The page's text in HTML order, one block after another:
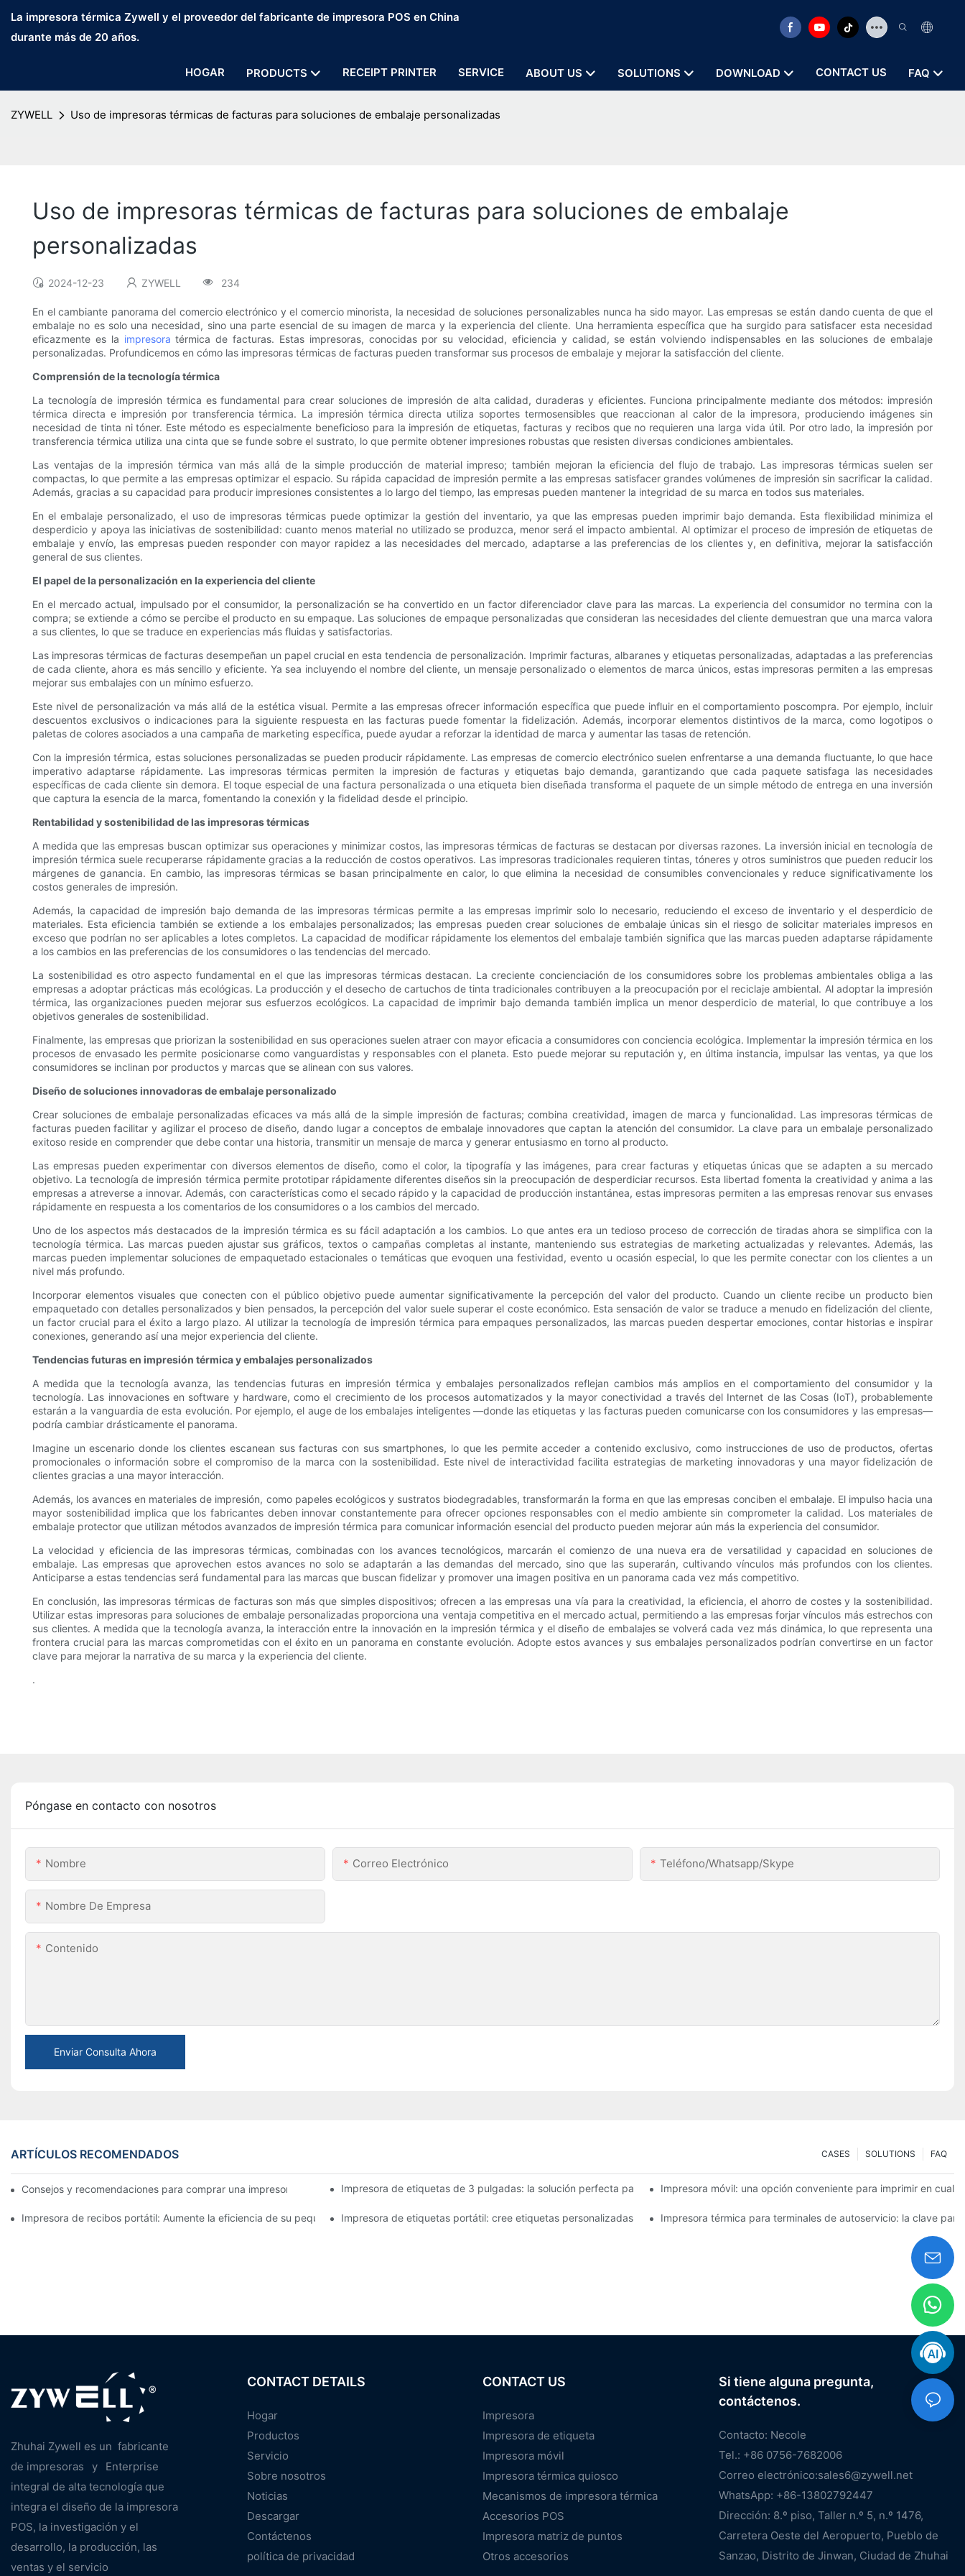
La impresora térmica Zywell y el proveedor del fabricante de impresora POS en China
durante más de 20 años.
HOGAR PRODUCTS RECEIPT PRINTER SERVICE ABOUT US SOLUTIONS DOWNLOAD CONTACT US FAQ
ZYWELL Uso de impresoras térmicas de facturas para soluciones de embalaje personalizadas
Uso de impresoras térmicas de facturas para soluciones de embalaje
personalizadas
2024-12-23 ZYWELL 234
En el cambiante panorama del comercio electrónico y el comercio minorista, la necesidad de soluciones personalizables nunca ha sido mayor. Las empresas se están dando cuenta de que el
embalaje no es solo una necesidad, sino una parte esencial de su imagen de marca y la experiencia del cliente. Una herramienta específica que ha surgido para satisfacer esta necesidad
eficazmente es la impresora térmica de facturas. Estas impresoras, conocidas por su velocidad, eficiencia y calidad, se están volviendo indispensables en las soluciones de embalaje
personalizadas. Profundicemos en cómo las impresoras térmicas de facturas pueden transformar sus procesos de embalaje y mejorar la satisfacción del cliente.
Comprensión de la tecnología térmica
La tecnología de impresión térmica es fundamental para crear soluciones de impresión de alta calidad, duraderas y eficientes. Funciona principalmente mediante dos métodos: impresión
térmica directa e impresión por transferencia térmica. La impresión térmica directa utiliza soportes termosensibles que reaccionan al calor de la impresora, produciendo imágenes sin
necesidad de tinta ni tóner. Este método es especialmente beneficioso para la impresión de etiquetas, facturas y recibos que no requieren una larga vida útil. Por otro lado, la impresión por
transferencia térmica utiliza una cinta que se funde sobre el sustrato, lo que permite obtener impresiones robustas que resisten diversas condiciones ambientales.
Las ventajas de la impresión térmica van más allá de la simple producción de material impreso; también mejoran la eficiencia del flujo de trabajo. Las impresoras térmicas suelen ser
compactas, lo que permite a las empresas optimizar el espacio. Su rápida capacidad de impresión permite a las empresas satisfacer grandes volúmenes de impresión sin sacrificar la calidad.
Además, gracias a su capacidad para producir impresiones consistentes a lo largo del tiempo, las empresas pueden mantener la integridad de su marca en todos sus materiales.
En el embalaje personalizado, el uso de impresoras térmicas puede optimizar la gestión del inventario, ya que las empresas pueden imprimir bajo demanda. Esta flexibilidad minimiza el
desperdicio y apoya las iniciativas de sostenibilidad: cuanto menos material no utilizado se produzca, menor será el impacto ambiental. Al optimizar el proceso de impresión de etiquetas de
embalaje y envío, las empresas pueden responder con mayor rapidez a las necesidades del mercado, adaptarse a las preferencias de los clientes y, en definitiva, mejorar la satisfacción
general de sus clientes.
El papel de la personalización en la experiencia del cliente
En el mercado actual, impulsado por el consumidor, la personalización se ha convertido en un factor diferenciador clave para las marcas. La experiencia del consumidor no termina con la
compra; se extiende a cómo se percibe el producto en su empaque. Las soluciones de empaque personalizadas que consideran las necesidades del cliente demuestran que una marca valora
a sus clientes, lo que se traduce en experiencias más fluidas y satisfactorias.
Las impresoras térmicas de facturas desempeñan un papel crucial en esta tendencia de personalización. Imprimir facturas, albaranes y etiquetas personalizadas, adaptadas a las preferencias
de cada cliente, ahora es más sencillo y eficiente. Ya sea incluyendo el nombre del cliente, un mensaje personalizado o elementos de marca únicos, estas impresoras permiten a las empresas
mejorar sus embalajes con un mínimo esfuerzo.
Este nivel de personalización va más allá de la estética visual. Permite a las empresas ofrecer información específica que puede influir en el comportamiento poscompra. Por ejemplo, incluir
descuentos exclusivos o indicaciones para la siguiente respuesta en las facturas puede fomentar la fidelización. Además, incorporar elementos distintivos de la marca, como logotipos o
paletas de colores asociados a una campaña de marketing específica, puede ayudar a reforzar la identidad de marca y aumentar las tasas de retención.
Con la impresión térmica, estas soluciones personalizadas se pueden producir rápidamente. Las empresas de comercio electrónico suelen enfrentarse a una demanda fluctuante, lo que hace
imperativo adaptarse rápidamente. Las impresoras térmicas permiten la impresión de facturas y etiquetas bajo demanda, garantizando que cada paquete satisfaga las necesidades
específicas de cada cliente sin demora. El toque especial de una factura personalizada o una etiqueta bien diseñada transforma el paquete de un simple método de entrega en una inversión
que captura la esencia de la marca, fomentando la conexión y la fidelidad desde el principio.
Rentabilidad y sostenibilidad de las impresoras térmicas
A medida que las empresas buscan optimizar sus operaciones y minimizar costos, las impresoras térmicas de facturas se destacan por diversas razones. La inversión inicial en tecnología de
impresión térmica suele recuperarse rápidamente gracias a la reducción de costos operativos. Las impresoras tradicionales requieren tintas, tóneres y otros suministros que pueden reducir los
márgenes de ganancia. En cambio, las impresoras térmicas se basan principalmente en calor, lo que elimina la necesidad de consumibles convencionales y reduce significativamente los
costos generales de impresión.
Además, la capacidad de impresión bajo demanda de las impresoras térmicas permite a las empresas imprimir solo lo necesario, reduciendo el exceso de inventario y el desperdicio de
materiales. Esta eficiencia también se extiende a los embalajes personalizados; las empresas pueden crear soluciones de embalaje únicas sin el riesgo de solicitar materiales impresos en
exceso que podrían no ser aplicables a lotes completos. La capacidad de modificar rápidamente los elementos del embalaje también significa que las marcas pueden adaptarse rápidamente
a los cambios en las preferencias de los consumidores o las tendencias del mercado.
La sostenibilidad es otro aspecto fundamental en el que las impresoras térmicas destacan. La creciente concienciación de los consumidores sobre los problemas ambientales obliga a las
empresas a adoptar prácticas más ecológicas. La producción y el desecho de cartuchos de tinta tradicionales contribuyen a la preocupación por el reciclaje ambiental. Al adoptar la impresión
térmica, las organizaciones pueden mejorar sus esfuerzos ecológicos. La capacidad de imprimir bajo demanda también implica un menor desperdicio de material, lo que contribuye a los
objetivos generales de sostenibilidad.
Finalmente, las empresas que priorizan la sostenibilidad en sus operaciones suelen atraer con mayor eficacia a consumidores con conciencia ecológica. Implementar la impresión térmica en los
procesos de envasado les permite posicionarse como vanguardistas y responsables con el planeta. Esto puede mejorar su reputación y, en última instancia, impulsar las ventas, ya que los
consumidores se inclinan por productos y marcas que se alinean con sus valores.
Diseño de soluciones innovadoras de embalaje personalizado
Crear soluciones de embalaje personalizadas eficaces va más allá de la simple impresión de facturas; combina creatividad, imagen de marca y funcionalidad. Las impresoras térmicas de
facturas pueden facilitar y agilizar el proceso de diseño, dando lugar a conceptos de embalaje innovadores que captan la atención del consumidor. La clave para un embalaje personalizado
exitoso reside en comprender que debe contar una historia, transmitir un mensaje de marca y generar entusiasmo en torno al producto.
Las empresas pueden experimentar con diversos elementos de diseño, como el color, la tipografía y las imágenes, para crear facturas y etiquetas únicas que se adapten a su mercado
objetivo. La tecnología de impresión térmica permite prototipar rápidamente diferentes diseños sin la preocupación de desperdiciar recursos. Esta libertad fomenta la creatividad y anima a las
empresas a atreverse a innovar. Además, con características como el secado rápido y la capacidad de producción instantánea, estas impresoras permiten a las empresas renovar sus envases
rápidamente en respuesta a los comentarios de los consumidores o a los cambios del mercado.
Uno de los aspectos más destacados de la impresión térmica es su fácil adaptación a los cambios. Lo que antes era un tedioso proceso de corrección de tiradas ahora se simplifica con la
tecnología térmica. Las marcas pueden ajustar sus gráficos, textos o campañas completas al instante, manteniendo sus estrategias de marketing actualizadas y relevantes. Además, las
marcas pueden implementar soluciones de empaquetado estacionales o temáticas que evoquen una festividad, evento u ocasión especial, lo que les permite conectar con los clientes a un
nivel más profundo.
Incorporar elementos visuales que conecten con el público objetivo puede aumentar significativamente la percepción del valor del producto. Cuando un cliente recibe un producto bien
empaquetado con detalles personalizados y bien pensados, la percepción del valor suele superar el coste económico. Esta sensación de valor se traduce a menudo en fidelización del cliente,
un factor crucial para el éxito a largo plazo. Al utilizar la tecnología de impresión térmica para empaques personalizados, las marcas pueden despertar emociones, contar historias e inspirar
conexiones, generando así una mejor experiencia del cliente.
Tendencias futuras en impresión térmica y embalajes personalizados
A medida que la tecnología avanza, las tendencias futuras en impresión térmica y embalajes personalizados reflejan cambios más amplios en el comportamiento del consumidor y la
tecnología. Las innovaciones en software y hardware, como el crecimiento de los procesos automatizados y la mayor conectividad a través del Internet de las Cosas (IoT), probablemente
estarán a la vanguardia de esta evolución. Por ejemplo, el auge de los embalajes inteligentes —donde las etiquetas y las facturas pueden comunicarse con los consumidores y las empresas—
podría cambiar drásticamente el panorama.
Imagine un escenario donde los clientes escanean sus facturas con sus smartphones, lo que les permite acceder a contenido exclusivo, como instrucciones de uso de productos, ofertas
promocionales o información sobre el compromiso de la marca con la sostenibilidad. Este nivel de interactividad facilita estrategias de marketing innovadoras y una mayor fidelización de
clientes gracias a una mayor interacción.
Además, los avances en materiales de impresión, como papeles ecológicos y sustratos biodegradables, transformarán la forma en que las empresas conciben el embalaje. El impulso hacia una
mayor sostenibilidad implica que los fabricantes deben innovar constantemente para ofrecer opciones responsables con el medio ambiente sin comprometer la calidad. Los materiales de
embalaje protector que utilizan métodos avanzados de impresión térmica para comunicar información esencial del producto pueden mejorar aún más la experiencia del consumidor.
La velocidad y eficiencia de las impresoras térmicas, combinadas con los avances tecnológicos, marcarán el comienzo de una nueva era de versatilidad y capacidad en soluciones de
embalaje. Las empresas que aprovechen estos avances no solo se adaptarán a las demandas del mercado, sino que las superarán, cultivando vínculos más profundos con los clientes.
Anticiparse a estas tendencias será fundamental para las marcas que buscan fidelizar y promover una imagen positiva en un panorama cada vez más competitivo.
En conclusión, las impresoras térmicas de facturas son más que simples dispositivos; ofrecen a las empresas una vía para la creatividad, la eficiencia, el ahorro de costes y la sostenibilidad.
Utilizar estas impresoras para soluciones de embalaje personalizadas proporciona una ventaja competitiva en el mercado actual, permitiendo a las empresas forjar vínculos más estrechos con
sus clientes. A medida que la tecnología avanza, la interacción entre la innovación en la impresión térmica y el diseño de embalajes se volverá cada vez más dinámica, lo que representa una
frontera crucial para las marcas comprometidas con el éxito en un panorama en constante evolución. Adopte estos avances y sus embalajes personalizados podrían convertirse en un factor
clave para mejorar la narrativa de su marca y la experiencia del cliente.
.
Póngase en contacto con nosotros
Nombre Correo Electrónico Teléfono/whatsapp/skype
Nombre De Empresa
Contenido
Enviar Consulta Ahora
ARTÍCULOS RECOMENDADOS FAQ
SOLUTIONS
CASES
Consejos y recomendaciones para comprar una impresora de etiquetas de 4 pulgadas que debes conocer en 2025Impresora de etiquetas de 3 pulgadas: la solución perfecta para pequeñas necesidades de etiquetas
Impresora móvil: una opción conveniente para imprimir en
Impresora de recibos portátil: Aumente la eficiencia de su pequeña empresaImpresora de etiquetas portátil: cree etiquetas personalizadas fácilmenteImpresora térmica para terminales de autoservicio: la clave
Zhuhai Zywell es un fabricante
de impresoras
y
Enterprise
integral de alta tecnología que
integra el diseño de la impresora
POS, la investigación y el
desarrollo, la producción, las
ventas y el servicio
CONTACT DETAILS
Hogar
Productos
Servicio
Sobre nosotros
Noticias
Descargar
Contáctenos
política de privacidad
CONTACT US
Impresora
Impresora de etiqueta
Impresora móvil
Impresora térmica quiosco
Mecanismos de impresora térmica
Accesorios POS
Impresora matriz de puntos
Otros accesorios
Si tiene alguna pregunta,
contáctenos.
Contacto: Necole
Tel.: +86 0756-7682006
Correo electrónico:sales6@zywell.net
WhatsApp: +86-13802792447
Dirección: 8.º piso, Taller n.º 5, n.º 1476,
Carretera Oeste del Aeropuerto, Pueblo de
Sanzao, Distrito de Jinwan, Ciudad de Zhuhai